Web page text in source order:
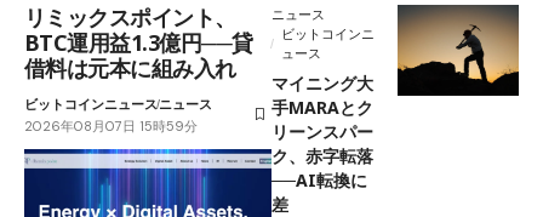
リミックスポイント、
BTC運用益1.3億円──貸
借料は元本に組み入れ
ビットコインニュースニュース
2026年08月07日 15時59分
ニュース
ビットコインニ
ュース
マイニング大
手MARAとク
リーンスパー
ク、赤字転落
──AI転換に
差